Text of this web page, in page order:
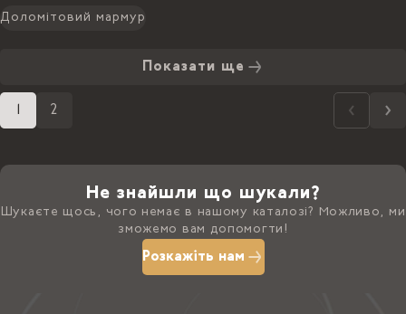
Доломітовий мармур
Показати ще
2
Не знайшли що шукали?
Шукаєте щось, чого немає в нашому каталозі? Можливо, ми
зможемо вам допомогти!
Розкажіть нам